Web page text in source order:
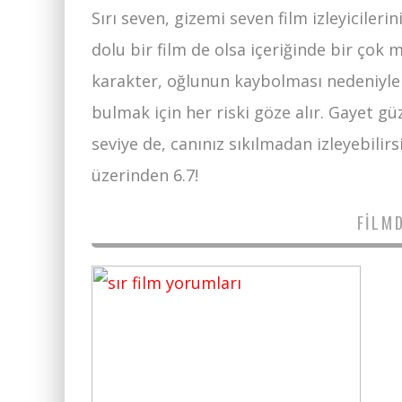
Sırı seven, gizemi seven film
dolu bir film de olsa içeriğinde bir çok
karakter, oğlunun kaybolması
bulmak için her riski göze alır. Gayet
seviye de, canınız sıkılmadan
üzerinden 6.7!